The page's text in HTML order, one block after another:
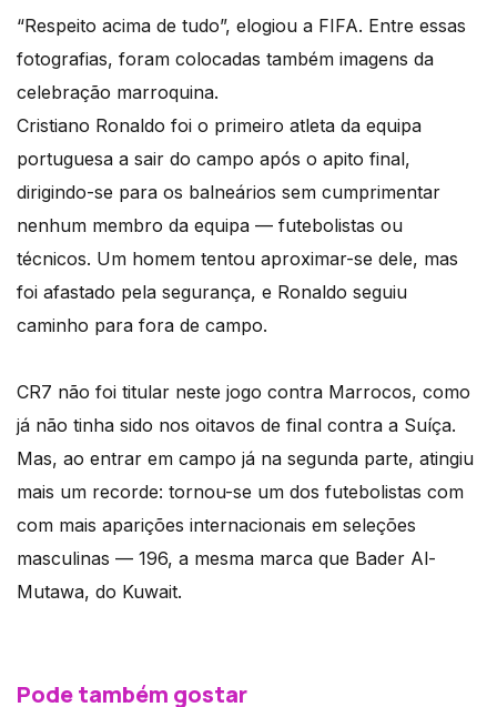
“Respeito acima de tudo”, elogiou a FIFA. Entre essas
fotografias, foram colocadas também imagens da
celebração marroquina.
Cristiano Ronaldo foi o primeiro atleta da equipa
portuguesa a sair do campo após o apito final,
dirigindo-se para os balneários sem cumprimentar
nenhum membro da equipa — futebolistas ou
técnicos. Um homem tentou aproximar-se dele, mas
foi afastado pela segurança, e Ronaldo seguiu
caminho para fora de campo.
CR7 não foi titular neste jogo contra Marrocos, como
já não tinha sido nos oitavos de final contra a Suíça.
Mas, ao entrar em campo já na segunda parte, atingiu
mais um recorde: tornou-se um dos futebolistas com
com mais aparições internacionais em seleções
masculinas — 196, a mesma marca que Bader Al-
Mutawa, do Kuwait.
Pode também gostar